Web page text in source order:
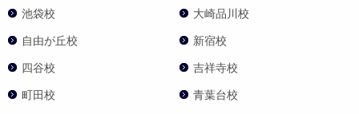
池袋校 大崎品川校
自由が丘校 新宿校
四谷校 吉祥寺校
町田校 青葉台校